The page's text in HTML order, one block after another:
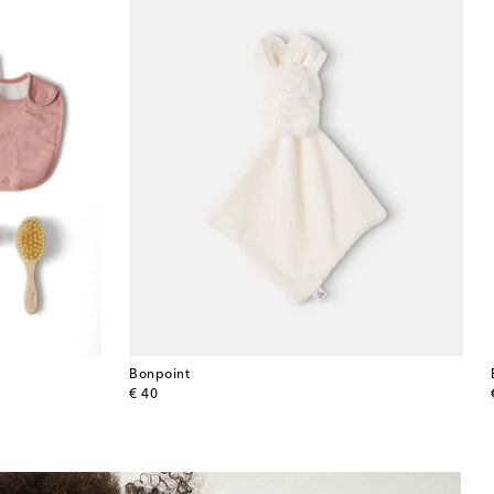
Bonpoint
€ 40
original price